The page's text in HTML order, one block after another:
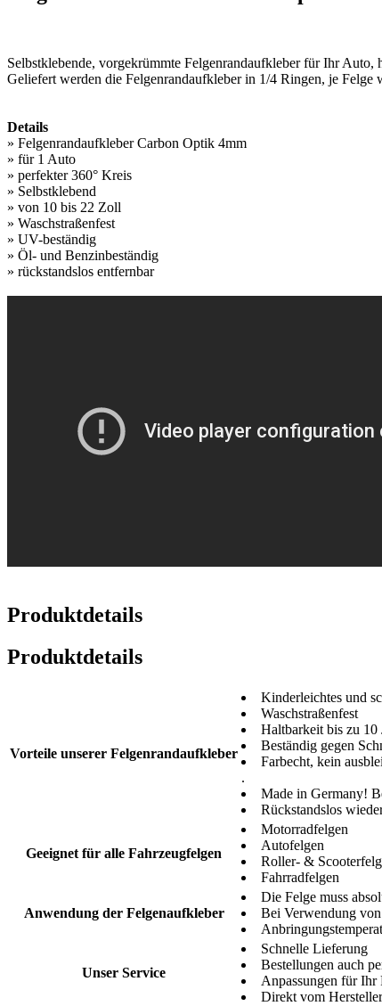
Selbstklebende, vorgekrümmte Felgenrandaufkleber für Ihr Auto,
Geliefert werden die Felgenrandaufkleber in 1/4 Ringen, je
Details
» Felgenrandaufkleber Carbon Optik 4mm
» für 1 Auto
» perfekter 360° Kreis
» Selbstklebend
» von 10 bis 22 Zoll
» Waschstraßenfest
» UV-beständig
» Öl- und Benzinbeständig
» rückstandslos entfernbar
Produktdetails
Produktdetails
Vorteile unserer Felgenrandaufkleber
Kinderleichtes und
Waschstraßenfest
Haltbarkeit bis zu 10
Beständig gegen
Farbecht, kein
.
Made in Germany!
Rückstandslos
Geeignet für alle Fahrzeugfelgen
Motorradfelgen
Autofelgen
Roller- &
Fahrradfelgen
Anwendung der Felgenaufkleber
Die Felge muss
Bei Verwendung
Unser Service
Schnelle Lieferung
Bestellungen auch
Anpassungen für Ihr
Direkt vom Hersteller